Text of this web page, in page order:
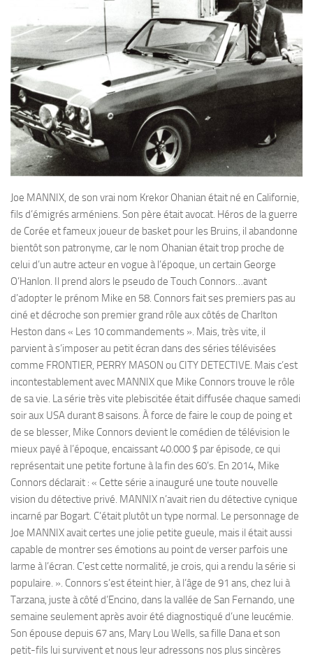
Joe MANNIX, de son vrai nom Krekor Ohanian était né en Californie,
fils d’émigrés arméniens. Son père était avocat. Héros de la guerre
de Corée et fameux joueur de basket pour les Bruins, il abandonne
bientôt son patronyme, car le nom Ohanian était trop proche de
celui d’un autre acteur en vogue à l’époque, un certain George
O’Hanlon. Il prend alors le pseudo de Touch Connors…avant
d’adopter le prénom Mike en 58. Connors fait ses premiers pas au
ciné et décroche son premier grand rôle aux côtés de Charlton
Heston dans « Les 10 commandements ». Mais, très vite, il
parvient à s’imposer au petit écran dans des séries télévisées
comme FRONTIER, PERRY MASON ou CITY DETECTIVE. Mais c’est
incontestablement avec MANNIX que Mike Connors trouve le rôle
de sa vie. La série très vite plebiscitée était diffusée chaque samedi
soir aux USA durant 8 saisons. À force de faire le coup de poing et
de se blesser, Mike Connors devient le comédien de télévision le
mieux payé à l’époque, encaissant 40.000 $ par épisode, ce qui
représentait une petite fortune à la fin des 60’s. En 2014, Mike
Connors déclarait : « Cette série a inauguré une toute nouvelle
vision du détective privé. MANNIX n’avait rien du détective cynique
incarné par Bogart. C’était plutôt un type normal. Le personnage de
Joe MANNIX avait certes une jolie petite gueule, mais il était aussi
capable de montrer ses émotions au point de verser parfois une
larme à l’écran. C’est cette normalité, je crois, qui a rendu la série si
populaire. ». Connors s’est éteint hier, à l’âge de 91 ans, chez lui à
Tarzana, juste à côté d’Encino, dans la vallée de San Fernando, une
semaine seulement après avoir été diagnostiqué d’une leucémie.
Son épouse depuis 67 ans, Mary Lou Wells, sa fille Dana et son
petit-fils lui survivent et nous leur adressons nos plus sincères